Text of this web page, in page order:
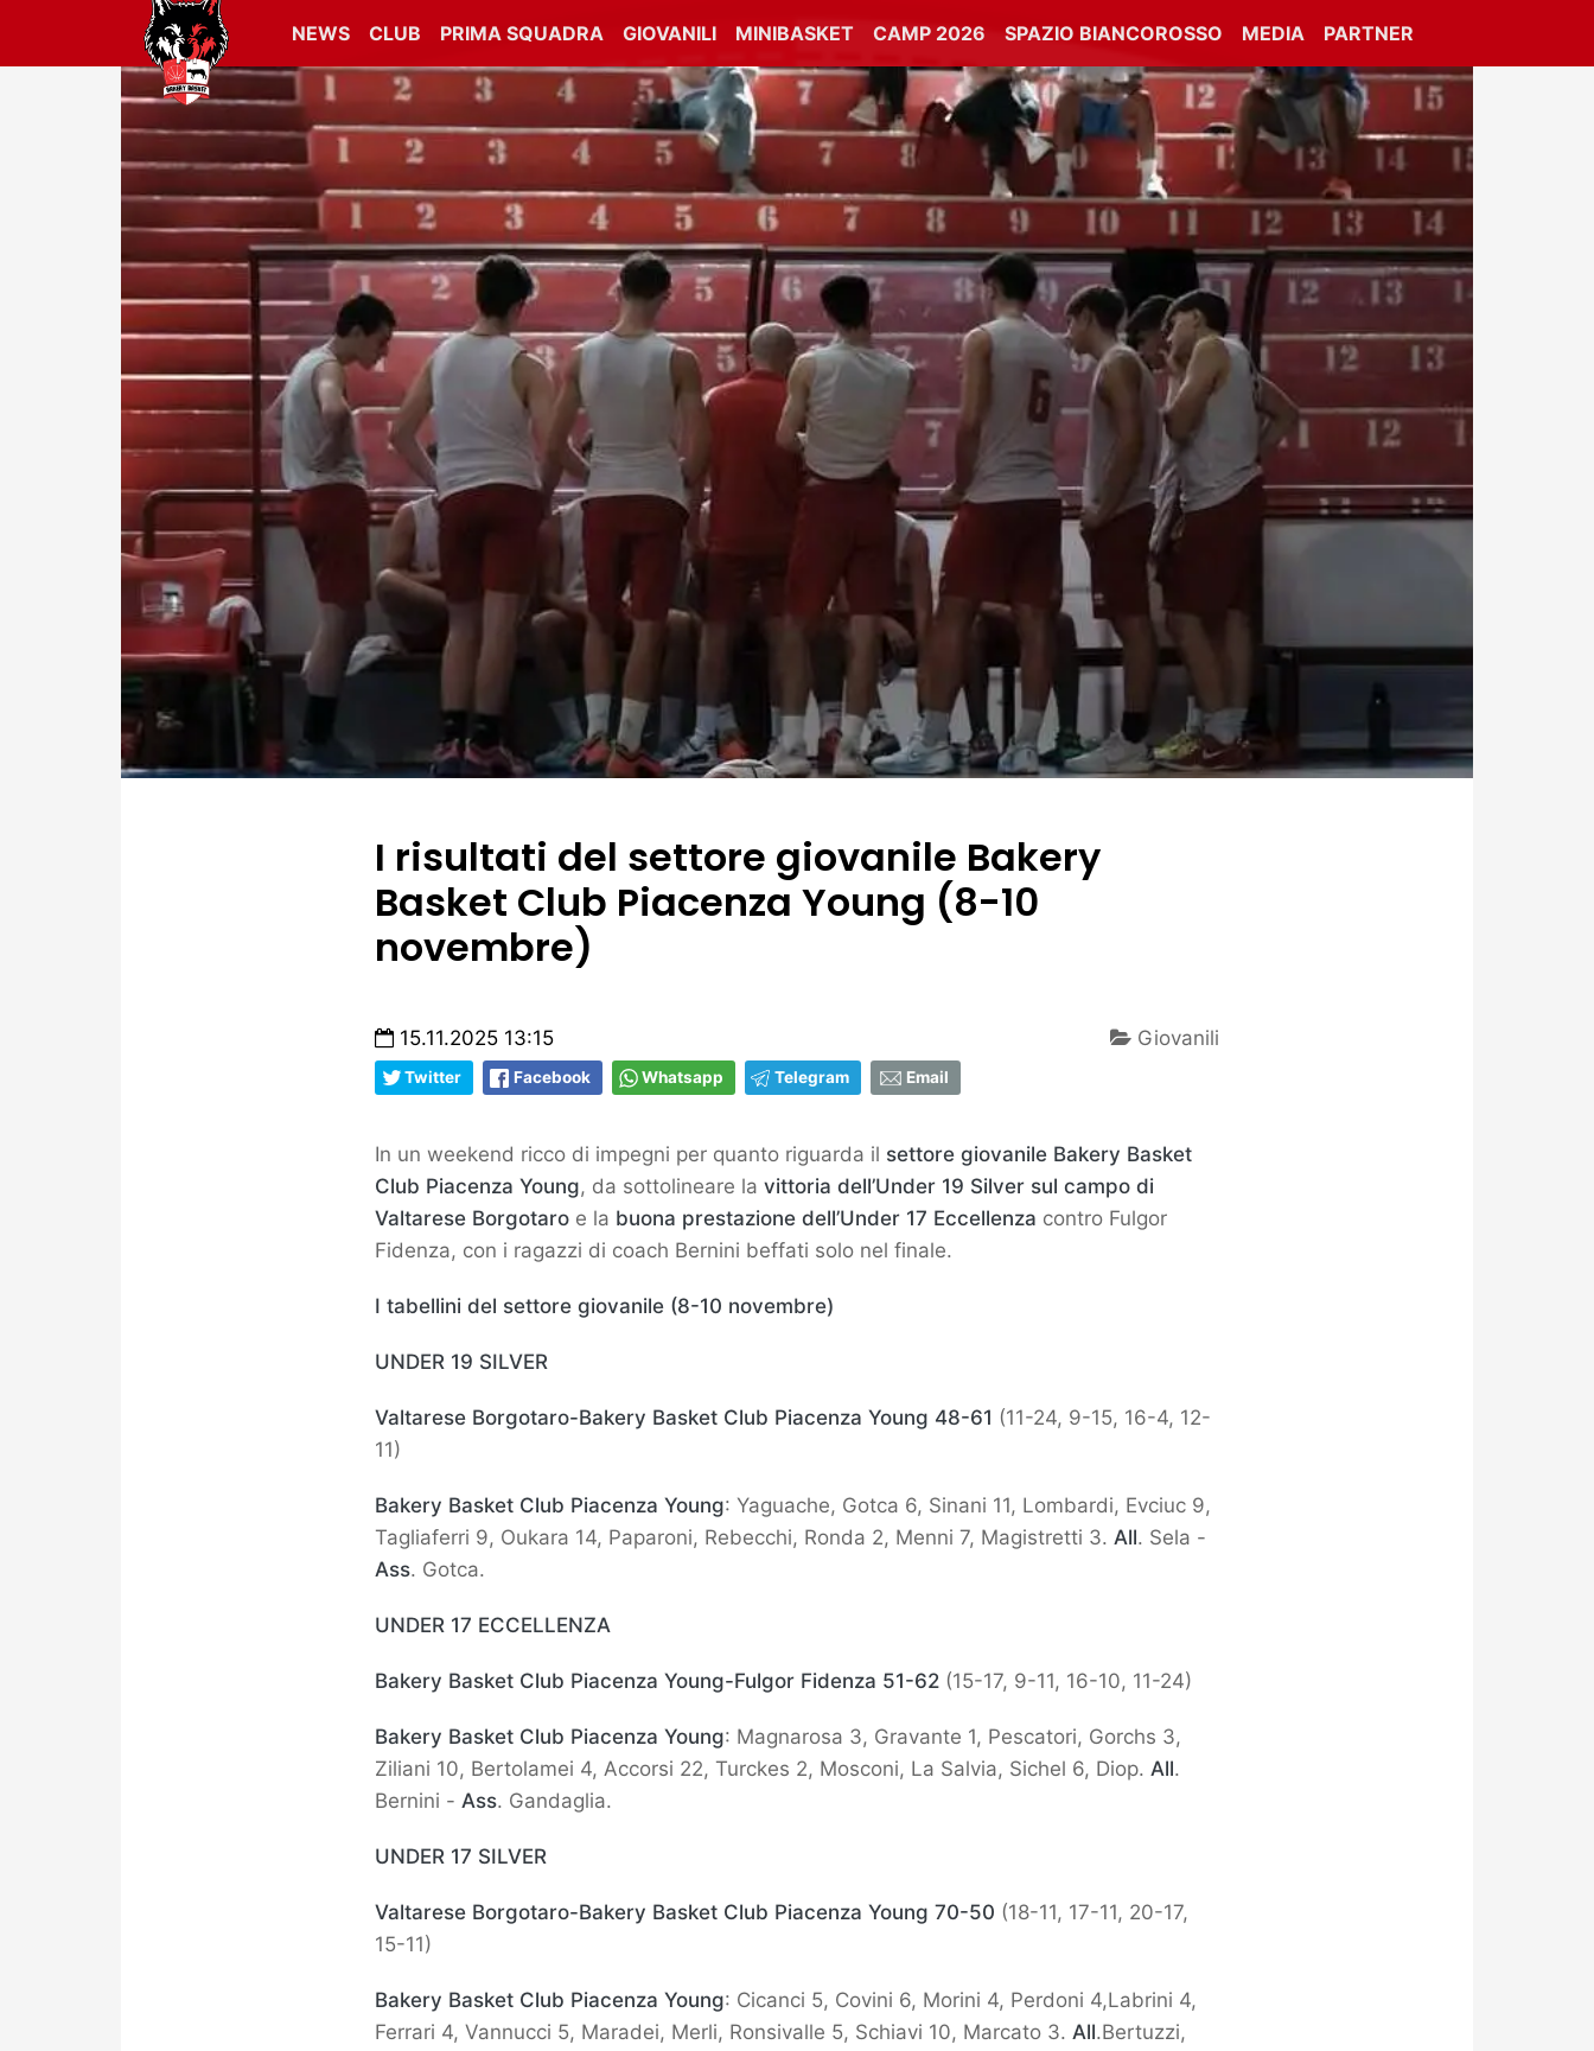
NEWS CLUB PRIMA SQUADRA GIOVANILI MINIBASKET CAMP 2026 SPAZIO BIANCOROSSO MEDIA PARTNER
I risultati del settore giovanile Bakery
Basket Club Piacenza Young (8-10
novembre)
15.11.2025 13:15 Giovanili
Twitter Facebook Whatsapp Telegram Email
In un weekend ricco di impegni per quanto riguarda il settore giovanile Bakery Basket
Club Piacenza Young, da sottolineare la vittoria dell’Under 19 Silver sul campo di
Valtarese Borgotaro e la buona prestazione dell’Under 17 Eccellenza contro Fulgor
Fidenza, con i ragazzi di coach Bernini beffati solo nel finale.
I tabellini del settore giovanile (8-10 novembre)
UNDER 19 SILVER
Valtarese Borgotaro-Bakery Basket Club Piacenza Young 48-61 (11-24, 9-15, 16-4, 12-
11)
Bakery Basket Club Piacenza Young: Yaguache, Gotca 6, Sinani 11, Lombardi, Evciuc 9,
Tagliaferri 9, Oukara 14, Paparoni, Rebecchi, Ronda 2, Menni 7, Magistretti 3. All. Sela -
Ass. Gotca.
UNDER 17 ECCELLENZA
Bakery Basket Club Piacenza Young-Fulgor Fidenza 51-62 (15-17, 9-11, 16-10, 11-24)
Bakery Basket Club Piacenza Young: Magnarosa 3, Gravante 1, Pescatori, Gorchs 3,
Ziliani 10, Bertolamei 4, Accorsi 22, Turckes 2, Mosconi, La Salvia, Sichel 6, Diop. All.
Bernini - Ass. Gandaglia.
UNDER 17 SILVER
Valtarese Borgotaro-Bakery Basket Club Piacenza Young 70-50 (18-11, 17-11, 20-17,
15-11)
Bakery Basket Club Piacenza Young: Cicanci 5, Covini 6, Morini 4, Perdoni 4,Labrini 4,
Ferrari 4, Vannucci 5, Maradei, Merli, Ronsivalle 5, Schiavi 10, Marcato 3. All.Bertuzzi,